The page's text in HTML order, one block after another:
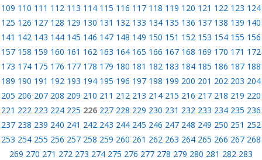
109 110 111 112 113 114 115 116 117 118 119 120 121 122 123 124
125 126 127 128 129 130 131 132 133 134 135 136 137 138 139 140
141 142 143 144 145 146 147 148 149 150 151 152 153 154 155 156
157 158 159 160 161 162 163 164 165 166 167 168 169 170 171 172
173 174 175 176 177 178 179 180 181 182 183 184 185 186 187 188
189 190 191 192 193 194 195 196 197 198 199 200 201 202 203 204
205 206 207 208 209 210 211 212 213 214 215 216 217 218 219 220
221 222 223 224 225 226 227 228 229 230 231 232 233 234 235 236
237 238 239 240 241 242 243 244 245 246 247 248 249 250 251 252
253 254 255 256 257 258 259 260 261 262 263 264 265 266 267 268
269 270 271 272 273 274 275 276 277 278 279 280 281 282 283